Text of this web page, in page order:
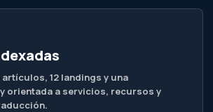
artículos, 12 landings y una
orientada a servicios, recursos y